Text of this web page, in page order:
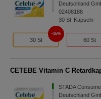
Deutschland
02408188
30St Kapseln
30 St
16%
60 St
CETEBE Vitamin C
STADA
Deutschland